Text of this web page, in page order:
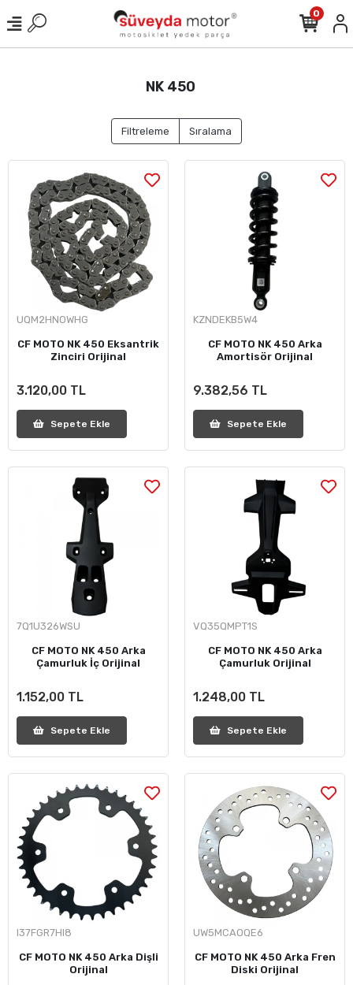
0
NK 450
Filtreleme Sıralama
UQM2HNOWHG
CF MOTO NK 450 Eksantrik
Zinciri Orijinal
3.120,00 TL
Sepete Ekle
KZNDEKB5W4
CF MOTO NK 450 Arka
Amortisör Orijinal
9.382,56 TL
Sepete Ekle
7Q1U326WSU
CF MOTO NK 450 Arka
Çamurluk İç Orijinal
1.152,00 TL
Sepete Ekle
VQ35QMPT1S
CF MOTO NK 450 Arka
Çamurluk Orijinal
1.248,00 TL
Sepete Ekle
I37FGR7HI8
CF MOTO NK 450 Arka Dişli
Orijinal
UW5MCAOQE6
CF MOTO NK 450 Arka Fren
Diski Orijinal